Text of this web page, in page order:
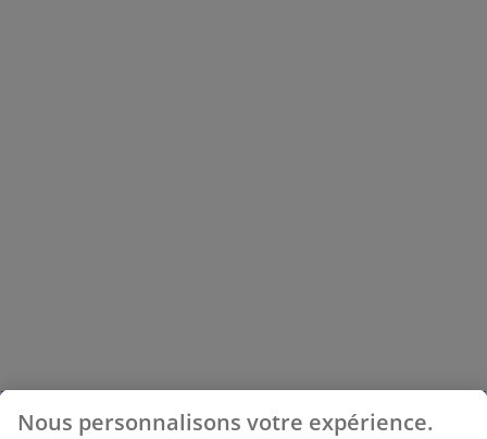
Nous personnalisons votre expérience.